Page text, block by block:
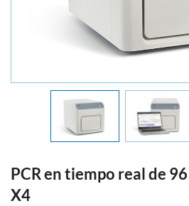
PCR en tiempo real de
X4